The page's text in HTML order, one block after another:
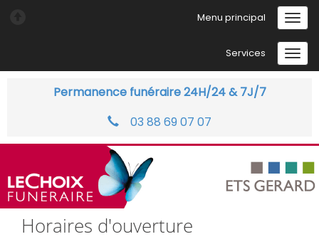
Permanence funéraire 24H/24 & 7J/7
03 88 69 07 07
Menu principal
Services
Horaires d'ouverture